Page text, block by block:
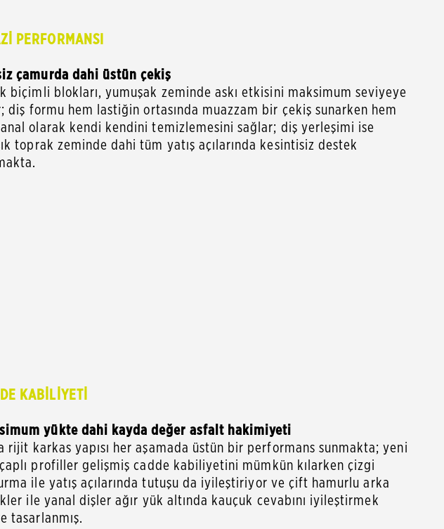
PERFORMANSI
çamurda dahi üstün çekiş
biçimli blokları, yumuşak zeminde askı etkisini maksimum seviyeye
diş formu hem lastiğin ortasında muazzam bir çekiş sunarken hem
olarak kendi kendini temizlemesini sağlar; diş yerleşimi ise
toprak zeminde dahi tüm yatış açılarında kesintisiz destek
KABİLİYETİ
yükte dahi kayda değer asfalt hakimiyeti
rijit karkas yapısı her aşamada üstün bir performans sunmakta; yeni
profiller gelişmiş cadde kabiliyetini mümkün kılarken çizgi
ile yatış açılarında tutuşu da iyileştiriyor ve çift hamurlu arka
ile yanal dişler ağır yük altında kauçuk cevabını iyileştirmek
tasarlanmış.